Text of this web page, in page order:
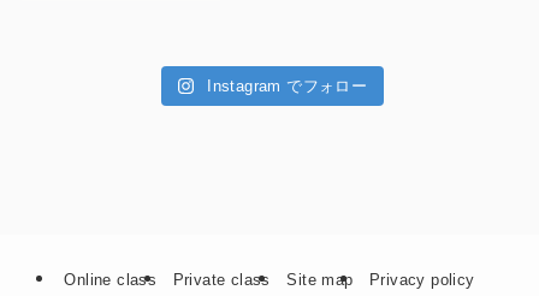
Instagram でフォロー
Online class Private class Site map Privacy policy